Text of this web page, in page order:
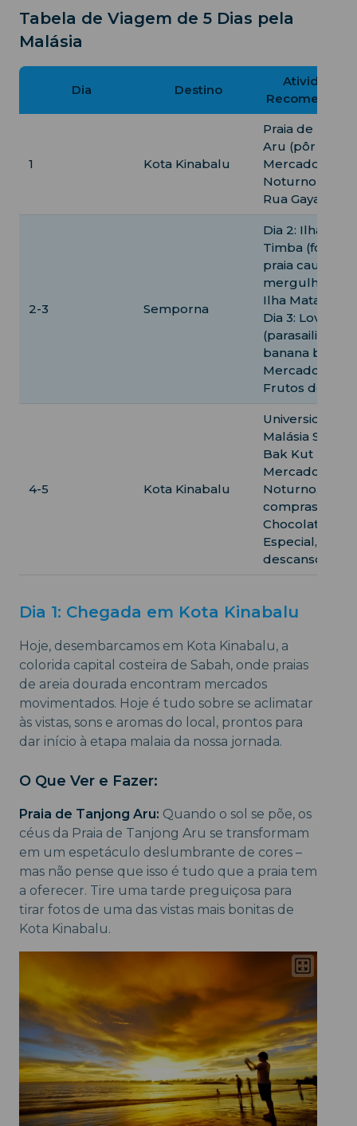
Tabela de Viagem de 5 Dias pela
Malásia
Dia Destino
Atividades
1 Kota Kinabalu
Praia de
Aru (pôr do
Mercado
Noturno Api
Rua Gaya
2-3 Semporna
Dia 2: Ilha
Timba (fotos
praia cauda),
mergulho na
Ilha Mataking;
Dia 3: Lover
(parasailing,
banana boat),
Mercado de
Frutos do Mar
4-5 Kota Kinabalu
Universidade
Malásia Sabah,
Bak Kut Teh
Mercado
Noturno,
compras de
Chocolate
Especial,
descanso
Dia 1: Chegada em Kota Kinabalu
Hoje, desembarcamos em Kota Kinabalu, a
colorida capital costeira de Sabah, onde praias
de areia dourada encontram mercados
movimentados. Hoje é tudo sobre se aclimatar
às vistas, sons e aromas do local, prontos para
dar início à etapa malaia da nossa jornada.
O Que Ver e Fazer:
Praia de Tanjong Aru: Quando o sol se põe, os
céus da Praia de Tanjong Aru se transformam
em um espetáculo deslumbrante de cores –
mas não pense que isso é tudo que a praia tem
a oferecer. Tire uma tarde preguiçosa para
tirar fotos de uma das vistas mais bonitas de
Kota Kinabalu.